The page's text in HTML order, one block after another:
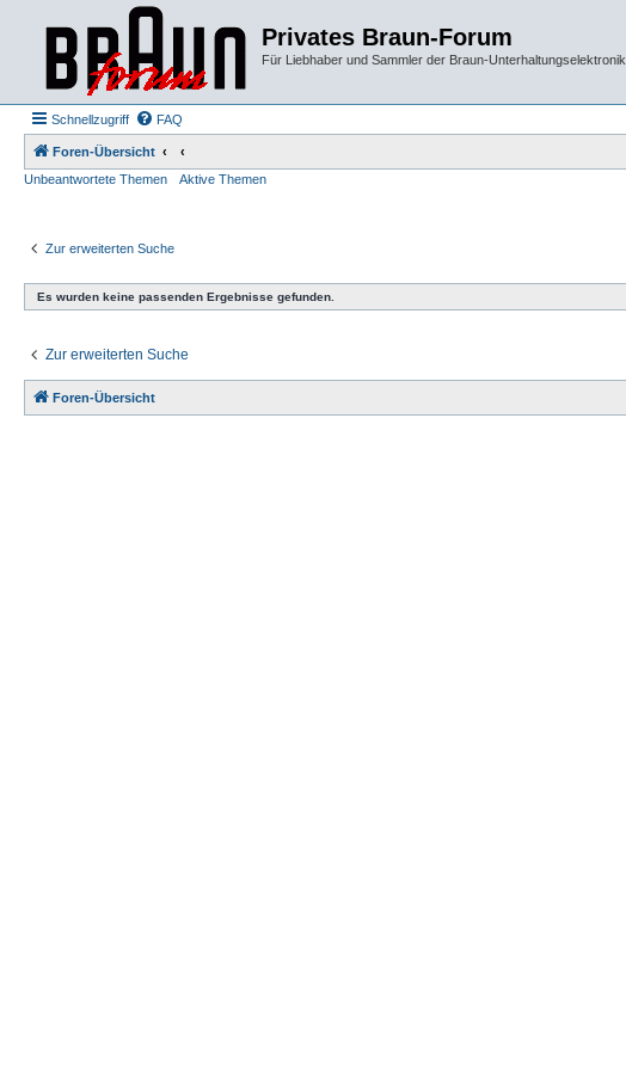
Privates Braun-Forum
Für Liebhaber und Sammler der Braun-Unterhaltungselektronik
Schnellzugriff FAQ
Foren-Übersicht
Unbeantwortete Themen
Aktive Themen
Zur erweiterten Suche
Es wurden keine passenden Ergebnisse gefunden.
Zur erweiterten Suche
Foren-Übersicht